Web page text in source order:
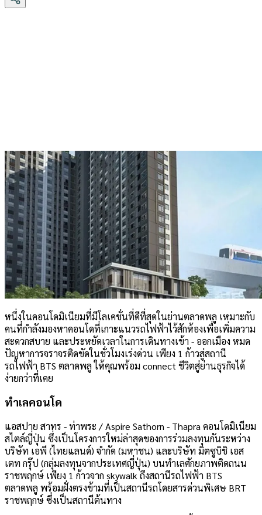
หนึ่งในคอนโดมิเนียมที่มีโลเคชั่นที่ดีที่สุดในย่านตลาดพลู เหมาะกับ
คนที่กำลังมองหาคอนโดที่เกาะแนวรถไฟฟ้าไว้สักห้องเพื่อเพิ่มความ
สะดวกสบาย และประหยัดเวลาในการเดินทางเข้า - ออกเมือง หมด
ปัญหาการจราจรติดขัดในชั่วโมงเร่งด่วน เพียง 1 ก้าวสู่สถานี
รถไฟฟ้า BTS ตลาดพลู ให้คุณพร้อม connect ชีวิตสู่ย่านธุรกิจได้
ง่ายกว่าที่เคย
ทำเลคอนโด
แอสปาย สาทร - ท่าพระ / Aspire Sathorn - Thapra คอนโดมิเนียม
สไตล์ญี่ปุ่น ซึ่งเป็นโครงการใหม่ล่าสุดของการร่วมลงทุนกันระหว่าง
บริษัท เอพี (ไทยแลนด์) จำกัด (มหาชน) และบริษัท มิตซูบิชิ เอส
เตท กรุ๊ป (กลุ่มลงทุนจากประเทศญี่ปุ่น) บนทำเลศักยภาพติดถนน
ราชพฤกษ์ เพียง 1 ก้าวจาก skywalk ถึงสถานีรถไฟฟ้า BTS
ตลาดพลู พร้อมฝั่งตรงข้ามที่เป็นสถานีรถโดยสารด่วนพิเศษ BRT
ราชพฤกษ์ ซึ่งเป็นสถานีต้นทาง